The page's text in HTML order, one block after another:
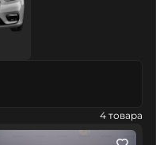
4 товара